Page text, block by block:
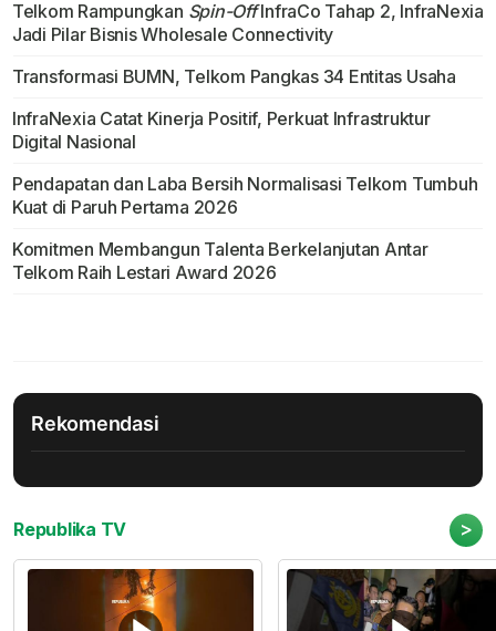
Telkom Rampungkan Spin-OffInfraCo Tahap 2, InfraNexia
Jadi Pilar Bisnis Wholesale Connectivity
Transformasi BUMN, Telkom Pangkas 34 Entitas Usaha
InfraNexia Catat Kinerja Positif, Perkuat Infrastruktur
Digital Nasional
Pendapatan dan Laba Bersih Normalisasi Telkom Tumbuh
Kuat di Paruh Pertama 2026
Komitmen Membangun Talenta Berkelanjutan Antar
Telkom Raih Lestari Award 2026
Rekomendasi
Republika TV >